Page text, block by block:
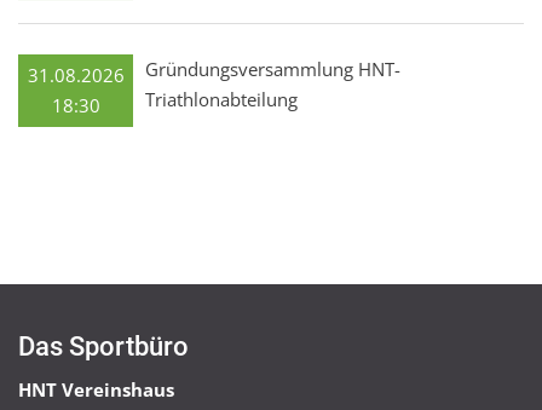
31.08.2026
18:30
Gründungsversammlung HNT-
Triathlonabteilung
Das Sportbüro
HNT Vereinshaus